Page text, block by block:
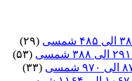
(۲۹)
(۵۳)
(۳۳)